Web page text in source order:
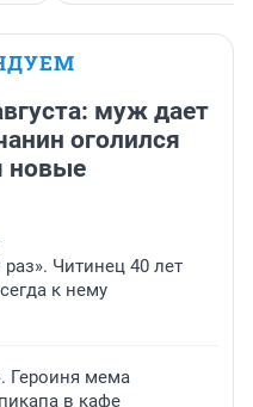
муж дает
оголился
новые
Читинец 40 лет
к нему
Героиня мема
в кафе